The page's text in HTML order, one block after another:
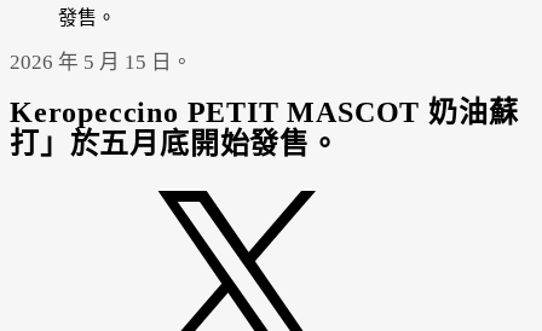
發售。
2026 年 5 月 15 日。
Keropeccino PETIT MASCOT 奶油蘇
打」於五月底開始發售。